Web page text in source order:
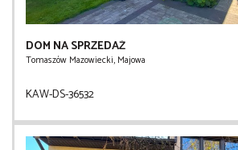
DOM NA SPRZEDAŻ
Tomaszów Mazowiecki, Majowa
KAW-DS-36532